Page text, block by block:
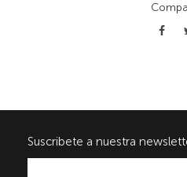
Suscribete a nuestra